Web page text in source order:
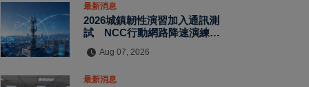
最新消息
2026城鎮韌性演習加入通訊測
試 NCC行動網路降速演練驗
Aug 07, 2026
最新消息